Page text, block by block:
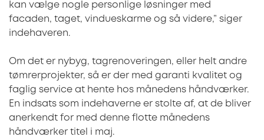
kan vælge nogle personlige løsninger med
facaden, taget, vindueskarme og så videre,” siger
indehaveren.
Om det er nybyg, tagrenoveringen, eller helt andre
tømrerprojekter, så er der med garanti kvalitet og
faglig service at hente hos månedens håndværker.
En indsats som indehaverne er stolte af, at de bliver
anerkendt for med denne flotte månedens
håndværker titel i maj.